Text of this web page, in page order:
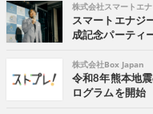
株式会社スマートエ
スマートエナジ
成記念パーティ
株式会社Box Japan
令和8年熊本地
ログラムを開始